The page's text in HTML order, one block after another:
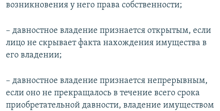
возникновения у него права собственности;
– давностное владение признается открытым, если
лицо не скрывает факта нахождения имущества в
его владении;
– давностное владение признается непрерывным,
если оно не прекращалось в течение всего срока
приобретательной давности, владение имуществом